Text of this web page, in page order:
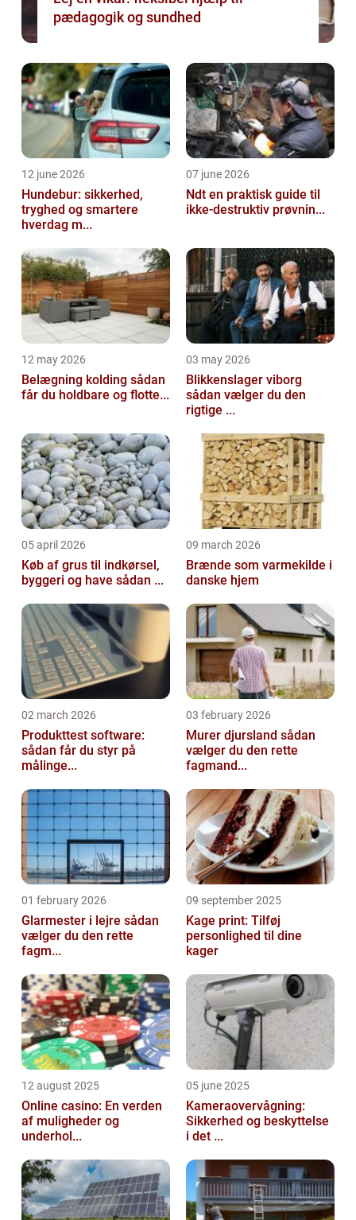
pædagogik og sundhed
12 june 2026
Hundebur: sikkerhed,
tryghed og smartere
hverdag m...
07 june 2026
Ndt en praktisk guide til
ikke-destruktiv prøvnin...
12 may 2026
Belægning kolding sådan
får du holdbare og flotte...
03 may 2026
Blikkenslager viborg
sådan vælger du den
rigtige ...
05 april 2026
Køb af grus til indkørsel,
byggeri og have sådan ...
09 march 2026
Brænde som varmekilde i
danske hjem
02 march 2026
Produkttest software:
sådan får du styr på
målinge...
03 february 2026
Murer djursland sådan
vælger du den rette
fagmand...
01 february 2026
Glarmester i lejre sådan
vælger du den rette
fagm...
09 september 2025
Kage print: Tilføj
personlighed til dine
kager
12 august 2025
Online casino: En verden
af muligheder og
underhol...
05 june 2025
Kameraovervågning:
Sikkerhed og beskyttelse
i det ...